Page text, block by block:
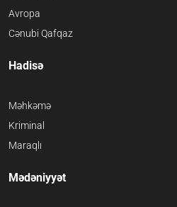
Avropa
Cənubi Qafqaz
Hadisə
Məhkəmə
Kriminal
Maraqlı
Mədəniyyət